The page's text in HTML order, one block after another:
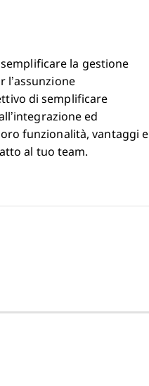
la gestione
l’assunzione
di semplificare
ed
funzionalità, vantaggi e
al tuo team.